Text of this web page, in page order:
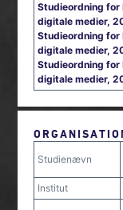
Studieordning for
digitale medier,
Studieordning for
digitale medier,
Studieordning for
digitale medier,
Studienævn
Institut